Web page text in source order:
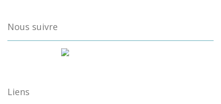
Nous suivre
Liens